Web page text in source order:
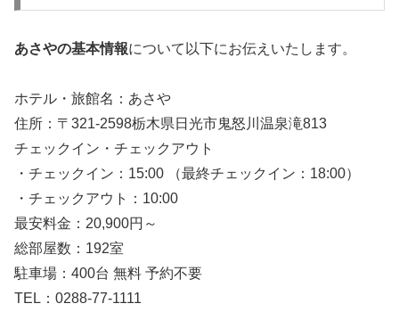
あさやの基本情報について以下にお伝えいたします。
ホテル・旅館名：あさや
住所：〒321-2598栃木県日光市鬼怒川温泉滝813
チェックイン・チェックアウト
・チェックイン：15:00 （最終チェックイン：18:00）
・チェックアウト：10:00
最安料金：20,900円～
総部屋数：192室
駐車場：400台 無料 予約不要
TEL：0288-77-1111